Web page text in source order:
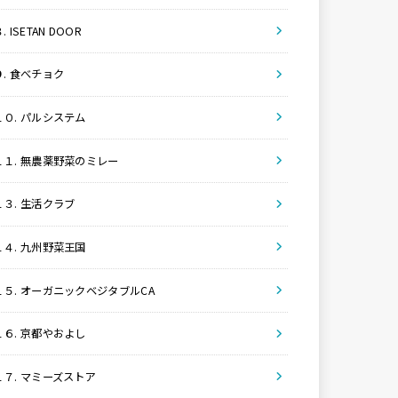
. ISETAN DOOR
. 食べチョク
０. パルシステム
１. 無農薬野菜のミレー
３. 生活クラブ
４. 九州野菜王国
５. オーガニックベジタブルCA
６. 京都やおよし
７. マミーズストア